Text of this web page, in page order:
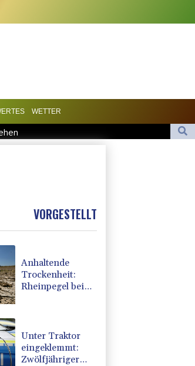
WETTER
VORGESTELLT
Anhaltende
Trockenheit:
Rheinpegel bei
Unter Traktor
eingeklemmt:
Zwölfjähriger